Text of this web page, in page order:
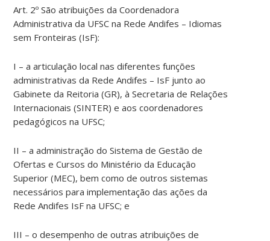
Art. 2º São atribuições da Coordenadora
Administrativa da UFSC na Rede Andifes – Idiomas
sem Fronteiras (IsF):
I – a articulação local nas diferentes funções
administrativas da Rede Andifes – IsF junto ao
Gabinete da Reitoria (GR), à Secretaria de Relações
Internacionais (SINTER) e aos coordenadores
pedagógicos na UFSC;
II – a administração do Sistema de Gestão de
Ofertas e Cursos do Ministério da Educação
Superior (MEC), bem como de outros sistemas
necessários para implementação das ações da
Rede Andifes IsF na UFSC; e
III – o desempenho de outras atribuições de